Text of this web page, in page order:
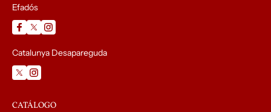
Efadós
Catalunya Desapareguda
CATÁLOGO